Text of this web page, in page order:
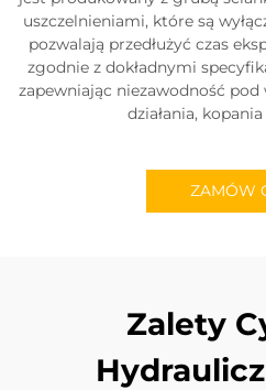
uszczelnieniami, które są
pozwalają przedłużyć czas
zgodnie z dokładnymi
zapewniając niezawodność
działania,
ZAMÓW
Zalety